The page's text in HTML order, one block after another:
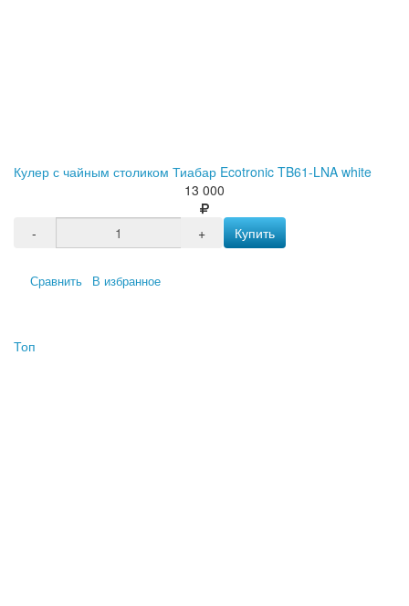
Кулер с чайным столиком Тиабар Ecotronic TB61-LNA white
13 000
- + Купить
Сравнить В избранное
Топ